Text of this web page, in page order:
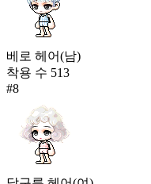
베로 헤어(남)
착용 수 513
#8